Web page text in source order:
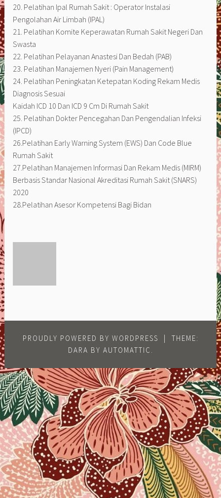
20. Pelatihan Ipal Rumah Sakit : Operator Instalasi
Pengolahan Air Limbah (IPAL)
21. Pelatihan Komite Keperawatan Rumah Sakit Negeri Dan
Swasta
22. Pelatihan Pelayanan Anastesi Dan Bedah (PAB)
23. Pelatihan Manajemen Nyeri (Pain Management)
24. Pelatihan Peningkatan Ketepatan Koding Rekam Medis
Diagnosis Sesuai
Kaidah ICD 10 Dan ICD 9 Cm Di Rumah Sakit
25. Pelatihan Dokter Pencegahan Dan Pengendalian Infeksi
(IPCD)
26.Pelatihan Early Warning System (EWS) Dan Code Blue
Rumah Sakit
27.Pelatihan Manajemen Informasi Dan Rekam Medis (MIRM)
Berbasis Standar Nasional Akreditasi Rumah Sakit (SNARS)
2020
28.Pelatihan Asesor Kompetensi Bagi Bidan
PROUDLY POWERED BY WORDPRESS |
THEME:
DARA BY AUTOMATTIC .